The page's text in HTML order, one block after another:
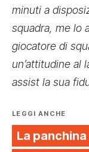
minuti a
squadra, me lo
giocatore di
un’attitudine al
assist la sua
LEGGI ANCHE
La